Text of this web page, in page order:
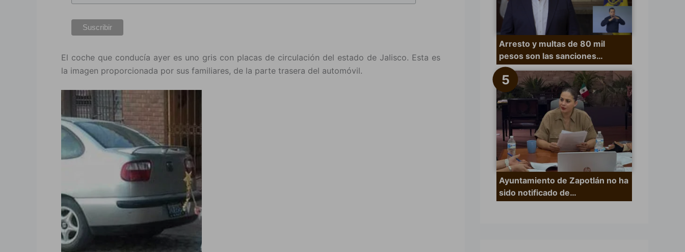
El coche que conducía ayer es uno gris con placas de circulación del estado de Jalisco. Esta es
la imagen proporcionada por sus familiares, de la parte trasera del automóvil.
Arresto y multas de 80 mil
pesos son las sanciones…
Ayuntamiento de Zapotlán no ha
sido notificado de…